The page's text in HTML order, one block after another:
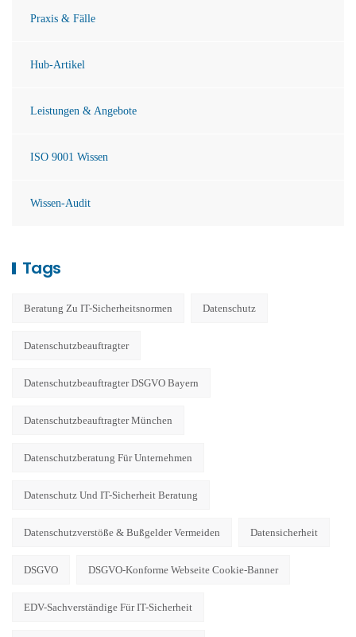
Praxis & Fälle
Hub-Artikel
Leistungen & Angebote
ISO 9001 Wissen
Wissen-Audit
Tags
Beratung Zu IT-Sicherheitsnormen Datenschutz
Datenschutzbeauftragter
Datenschutzbeauftragter DSGVO Bayern
Datenschutzbeauftragter München
Datenschutzberatung Für Unternehmen
Datenschutz Und IT-Sicherheit Beratung
Datenschutzverstöße & Bußgelder Vermeiden Datensicherheit
DSGVO DSGVO-Konforme Webseite Cookie-Banner
EDV-Sachverständige Für IT-Sicherheit